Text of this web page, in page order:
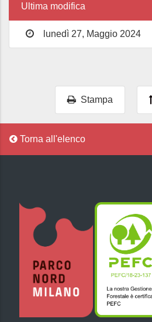
Ultima modifica
lunedì 27, Maggio 2024
Stampa
Torna all'elenco